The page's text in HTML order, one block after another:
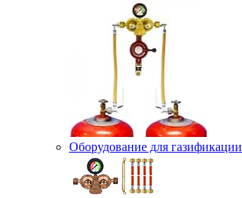
Оборудование для газификации